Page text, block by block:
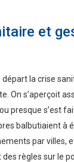
et
la crise
On s’aperçoit
presque s’est
balbutiaient à
par villes,
règles sur le